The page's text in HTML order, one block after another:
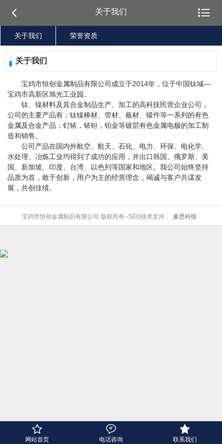
 关于我们 
关于我们 荣誉资质
关于我们
宝鸡市恒创金属制品有限公司成立于2014年，位于中国钛城—
宝鸡市高新区旭光工业园。
钛、镍材料及其合金制品生产、加工的高科技民营企业公司 。
公司的主要产品有：钛镍棒材、管材、板材、锻件等一系列的有色
金属及合金产品；钌铱，铱钽，铂金等镀层有色金属电极的加工制
造和销售。
公司产品在国内外航空、航天、石化、电力、环保、电化学、
水处理、冶炼工业均得到了成功的应用，并出口韩国、俄罗斯、美
国、新加坡、印度、台湾、以色列等国家和地区。我公司始终坚持
品质为首，敢于创新，用户为主的经营理念，竭诚与客户共谋发
展，共创佳绩。
宝鸡市恒创金属制品有限公司 版权所有--SEO技术支持： 麦思科技

网站首页

电话咨询

联系我们